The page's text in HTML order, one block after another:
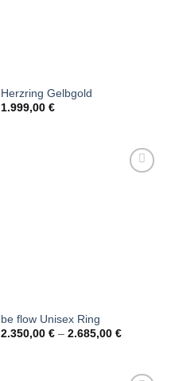
Herzring Gelbgold
1.999,00 €
be flow Unisex Ring
2.350,00 €– 2.685,00 €